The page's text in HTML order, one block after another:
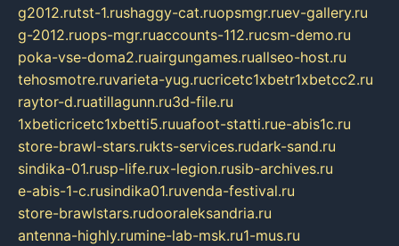
g2012.rutst-1.rushaggy-cat.ruopsmgr.ruev-gallery.ru
g-2012.ruops-mgr.ruaccounts-112.rucsm-demo.ru
poka-vse-doma2.ruairgungames.ruallseo-host.ru
tehosmotre.ruvarieta-yug.rucricetc1xbetr1xbetcc2.ru
raytor-d.ruatillagunn.ru3d-file.ru
1xbeticricetc1xbetti5.ruuafoot-statti.rue-abis1c.ru
store-brawl-stars.rukts-services.rudark-sand.ru
sindika-01.rusp-life.rux-legion.rusib-archives.ru
e-abis-1-c.rusindika01.ruvenda-festival.ru
store-brawlstars.rudooraleksandria.ru
antenna-highly.rumine-lab-msk.ru1-mus.ru